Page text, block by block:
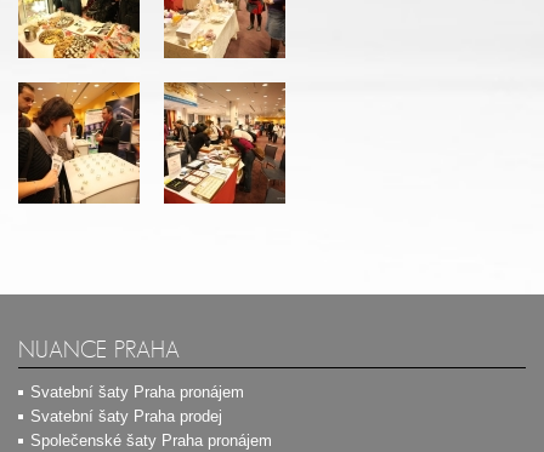
NUANCE PRAHA
Svatební šaty Praha pronájem
Svatební šaty Praha prodej
Společenské šaty Praha pronájem